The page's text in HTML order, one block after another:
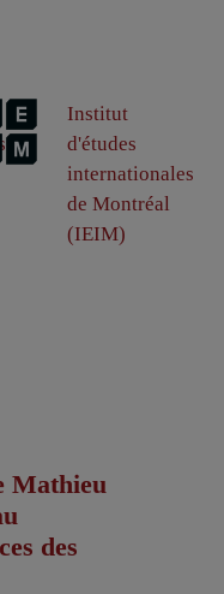
Institut
d'études
internationales
de Montréal
(IEIM)
Mathieu
des